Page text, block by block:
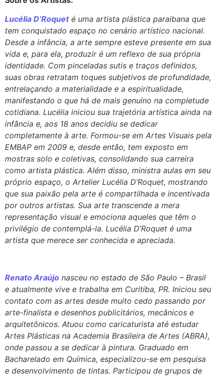
Lucélia D’Roqueté uma artista plástica paraibana que
tem conquistado espaço no cenário artístico nacional.
Desde a infância, a arte sempre esteve presente em sua
vida e, para ela, produzir é um reflexo de sua própria
identidade. Com pinceladas sutis e traços definidos,
suas obras retratam toques subjetivos de profundidade,
entrelaçando a materialidade e a espiritualidade,
manifestando o que há de mais genuíno na completude
cotidiana. Lucélia iniciou sua trajetória artística ainda na
infância e, aos 18 anos decidiu se dedicar
completamente à arte. Formou-se em Artes Visuais pela
EMBAP em 2009 e, desde então, tem exposto em
mostras solo e coletivas, consolidando sua carreira
como artista plástica. Além disso, ministra aulas em seu
próprio espaço, o Artelier Lucélia D’Roquet, mostrando
que sua paixão pela arte é compartilhada e incentivada
por outros artistas. Sua arte transcende a mera
representação visual e emociona aqueles que têm o
privilégio de contemplá-la. Lucélia D’Roquet é uma
artista que merece ser conhecida e apreciada.
Renato Araújo nasceu no estado de São Paulo – Brasil
e atualmente vive e trabalha em Curitiba, PR. Iniciou seu
contato com as artes desde muito cedo passando por
arte-finalista e desenhos publicitários, mecânicos e
arquitetônicos. Atuou como caricaturista até estudar
Artes Plásticas na Academia Brasileira de Artes (ABRA),
onde passou a se dedicar à pintura. Graduado em
Bacharelado em Química, especializou-se em pesquisa
e desenvolvimento de tintas. Participou de grupos de